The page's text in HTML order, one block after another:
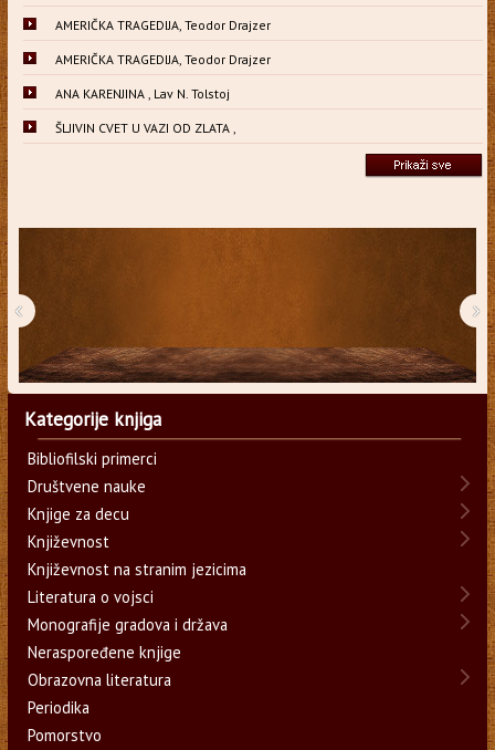
AMERIČKA TRAGEDIJA, Teodor Drajzer
AMERIČKA TRAGEDIJA, Teodor Drajzer
ANA KARENJINA , Lav N. Tolstoj
ŠLJIVIN CVET U VAZI OD ZLATA ,
‹ ›
Kategorije knjiga
Bibliofilski primerci
Društvene nauke
Knjige za decu
Književnost
Književnost na stranim jezicima
Literatura o vojsci
Monografije gradova i država
Neraspoređene knjige
Obrazovna literatura
Periodika
Pomorstvo